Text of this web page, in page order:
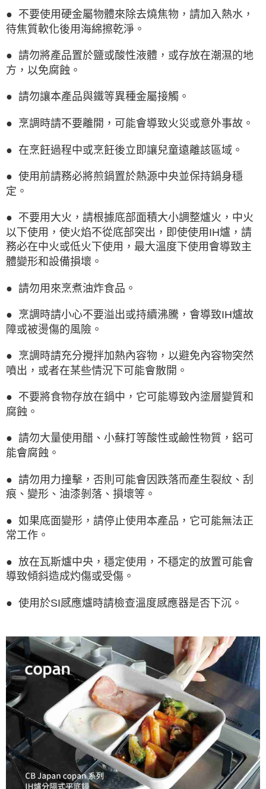
● 不要使用硬金屬物體來除去燒焦物，請加入熱水，
待焦質軟化後用海綿擦乾淨。
● 請勿將產品置於鹽或酸性液體，或存放在潮濕的地
方，以免腐蝕。
● 請勿讓本產品與鐵等異種金屬接觸。
● 烹調時請不要離開，可能會導致火災或意外事故。
● 在烹飪過程中或烹飪後立即讓兒童遠離該區域。
● 使用前請務必將煎鍋置於熱源中央並保持鍋身穩
定。
● 不要用大火，請根據底部面積大小調整爐火，中火
以下使用，使火焰不從底部突出，即使使用IH爐，請
務必在中火或低火下使用，最大溫度下使用會導致主
體變形和設備損壞。
● 請勿用來烹煮油炸食品。
● 烹調時請小心不要溢出或持續沸騰，會導致IH爐故
障或被燙傷的風險。
● 烹調時請充分攪拌加熱內容物，以避免內容物突然
噴出，或者在某些情況下可能會散開。
● 不要將食物存放在鍋中，它可能導致內塗層變質和
腐蝕。
● 請勿大量使用醋、小蘇打等酸性或鹼性物質，鋁可
能會腐蝕。
● 請勿用力撞擊，否則可能會因跌落而產生裂紋、刮
痕、變形、油漆剝落、損壞等。
● 如果底面變形，請停止使用本產品，它可能無法正
常工作。
● 放在瓦斯爐中央，穩定使用，不穩定的放置可能會
導致傾斜造成灼傷或受傷。
● 使用於SI感應爐時請檢查溫度感應器是否下沉。